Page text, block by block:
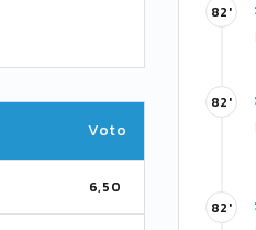
Voto
6,50
82'
82'
82'